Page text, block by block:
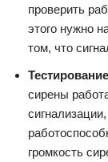
проверить
этого нужно
том, что
сирены
громкость